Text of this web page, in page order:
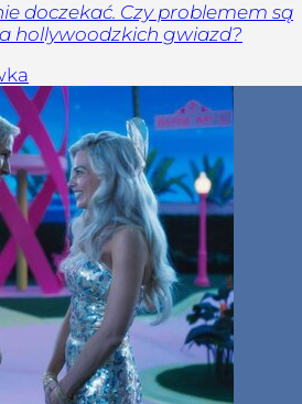
doczekać. Czy problemem są
hollywoodzkich gwiazd?